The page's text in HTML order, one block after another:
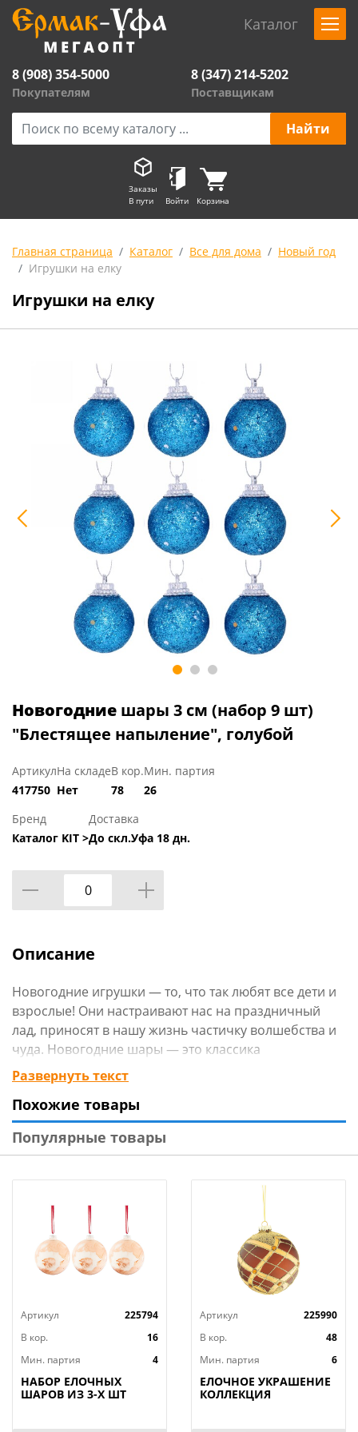
Каталог
8 (908) 354-5000
Покупателям
8 (347) 214-5202
Поставщикам
Заказы
В пути
Войти Корзина
Главная страница Каталог Все для дома
Новый год
Игрушки на елку
Игрушки на елку
Новогодние шары 3 см (набор 9 шт)
"Блестящее напыление", голубой
Артикул
417750
На складе
Нет
В кор.
78
Мин. партия
26
Бренд
Каталог KIT >
Доставка
До скл.Уфа 18 дн.
Описание
Новогодние игрушки — то, что так любят все дети и
взрослые! Они настраивают нас на праздничный
лад, приносят в нашу жизнь частичку волшебства и
чуда. Новогодние шары — это классика
праздничного украшения. Они станут прекрасным
оформлением офиса в строгом стиле или
замечательным буйством красок на домашней елке.
Можно экспериментировать с цветами и размерами
шаров, создавая свое собственное чудо!
Развернуть текст
Похожие товары
Популярные товары
Артикул
225794
В кор.
16
Мин. партия
4
НАБОР ЕЛОЧНЫХ
ШАРОВ ИЗ 3-Х ШТ
Артикул
225990
В кор.
48
Мин. партия
6
ЕЛОЧНОЕ УКРАШЕНИЕ
КОЛЛЕКЦИЯ